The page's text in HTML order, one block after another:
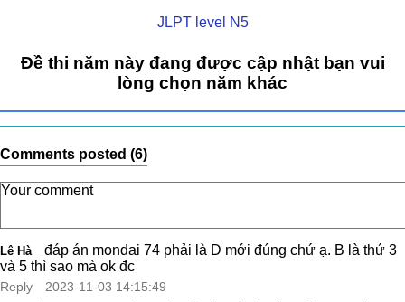
JLPT level N5
Đề thi năm này đang được cập nhật bạn vui
lòng chọn năm khác
Comments posted (6)
Lê Hà
đáp án mondai 74 phải là D mới đúng chứ ạ. B là thứ 3
và 5 thì sao mà ok đc
Reply 2023-11-03 14:15:49